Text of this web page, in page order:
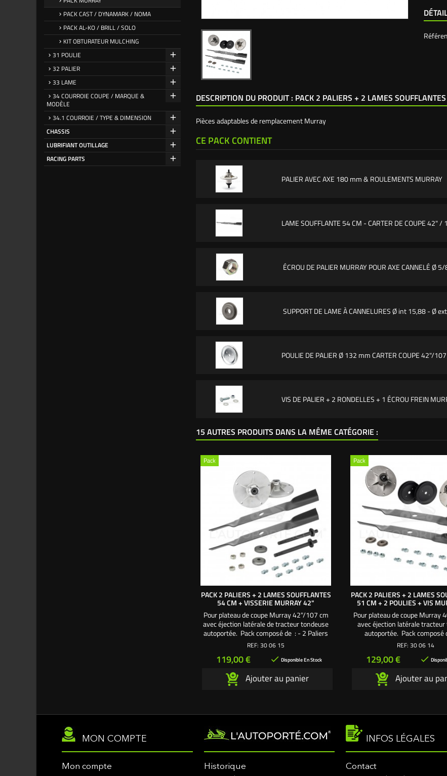
PACK CAST / DYNAMARK / NOMA
PACK AL-KO / BRILL / SOLO
KIT OBTURATEUR MULCHING
31 POULIE
32 PALIER
33 LAME
34 COURROIE COUPE / MARQUE &
MODÈLE
34.1 COURROIE / TYPE & DIMENSION
CHASSIS
LUBRIFIANT OUTILLAGE
RACING PARTS
DESCRIPTION DU PRODUIT : PACK 2 PALIERS + 2 LAMES
Pièces adaptables de remplacement Murray
CE PACK CONTIENT
PALIER AVEC AXE 180 mm & ROULEMENTS MURRAY
LAME SOUFFLANTE 54 CM - CARTER DE COUPE 42" /
ÉCROU DE PALIER MURRAY POUR AXE CANNELÉ Ø
SUPPORT DE LAME À CANNELURES Ø int 15,88 - Ø
POULIE DE PALIER Ø 132 mm CARTER COUPE 42"/
VIS DE PALIER + 2 RONDELLES + 1 ÉCROU FREIN
15 AUTRES PRODUITS DANS LA MÊME CATÉGORIE :
Pack
PACK 2 PALIERS + 2 LAMES SOUFFLANTES
54 CM + VISSERIE MURRAY 42"
Pour plateau de coupe Murray 42"/107 cm
avec éjection latérale de tracteur tondeuse
autoportée. Pack composé de : - 2 Paliers
avec roulements. - 2 Lames soufflantes
180 mm. - 2 Supports de lame. - 4 Écrous
de coupe. Une création exclusive
REF: 30 06 15
Prix
119,00 €  Disponible En Stock
Ajouter au panier
Pack
PACK 2 PALIERS + 2 LAMES
51 CM + 2 POULIES + VIS
Pour plateau de coupe Murray
avec éjection latérale
autoportée. Pack composé
Paliers avec axes 180 mm. -
mm. - 2 Supports de lame. - 4
coupe Une création
REF: 30 06 14
Prix
129,00 € 
Ajouter au
MON COMPTE
Mon compte
Historique
INFOS LÉGALES
Contact